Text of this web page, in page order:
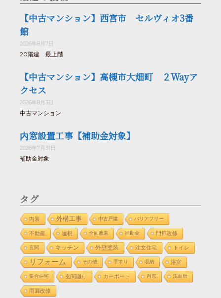
【中古マンション】西宮市 セルヴィオ3番
館
2026年8月7日
20階建 最上階
【中古マンション】高槻市大畑町 ２Wayア
クセス
2026年8月3日
中古マンション
内窓設置工事【補助金対象】
2026年7月31日
補助金対象
タグ
内装 外構工事 中古戸建 バリアフリー
不動産 屋根 全面改装 補助金 門扉改修
玄関 キッチン 外壁塗装 注文住宅 トイレ
リフォーム その他 手すり 収納 浴室
集合住宅 玄関廻り カーポート 内窓 洗面所
雨漏改修